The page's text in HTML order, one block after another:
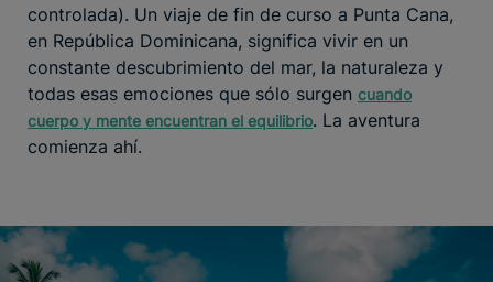
controlada). Un viaje de fin de curso a Punta Cana,
en República Dominicana, significa vivir en un
constante descubrimiento del mar, la naturaleza y
todas esas emociones que sólo surgen cuando
cuerpo y mente encuentran el equilibrio. La aventura
comienza ahí.